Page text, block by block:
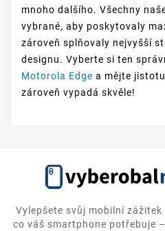
mnoho dalšího. Všechny
vybrané, aby poskytovaly
zároveň splňovaly nejvyšší
designu. Vyberte si ten
Motorola Edge a mějte
zároveň vypadá skvěle!
Vylepšete svůj mobilní zážitek
co váš smartphone potřebuje